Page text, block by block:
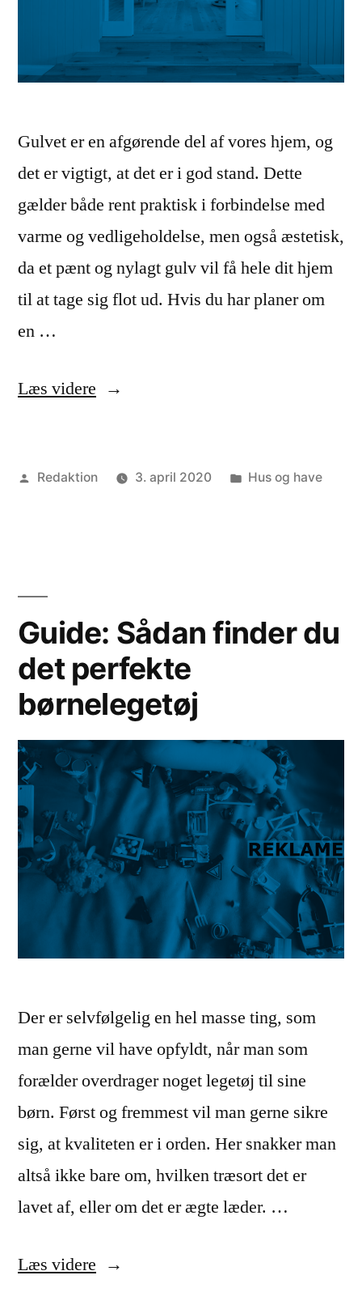
Gulvet er en afgørende del af vores hjem, og
det er vigtigt, at det er i god stand. Dette
gælder både rent praktisk i forbindelse med
varme og vedligeholdelse, men også æstetisk,
da et pænt og nylagt gulv vil få hele dit hjem
til at tage sig flot ud. Hvis du har planer om
en …
Læs videre “Har
om
Posted
Redaktion 3. april 2020
Posted
Hus og have
Guide: Sådan finder du
det perfekte
børnelegetøj
Der er selvfølgelig en hel masse ting, som
man gerne vil have opfyldt, når man som
forælder overdrager noget legetøj til sine
børn. Først og fremmest vil man gerne sikre
sig, at kvaliteten er i orden. Her snakker man
altså ikke bare om, hvilken træsort det er
lavet af, eller om det er ægte læder. …
Læs videre “Guide: